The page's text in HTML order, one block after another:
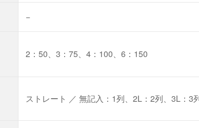
−
2：50、3：75、4：100、6：150
ストレート ／ 無記入：1列、2L：2列、3L：3